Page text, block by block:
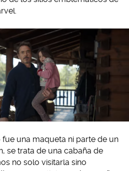
una maqueta ni parte de un
se trata de una cabaña de
no solo visitarla sino